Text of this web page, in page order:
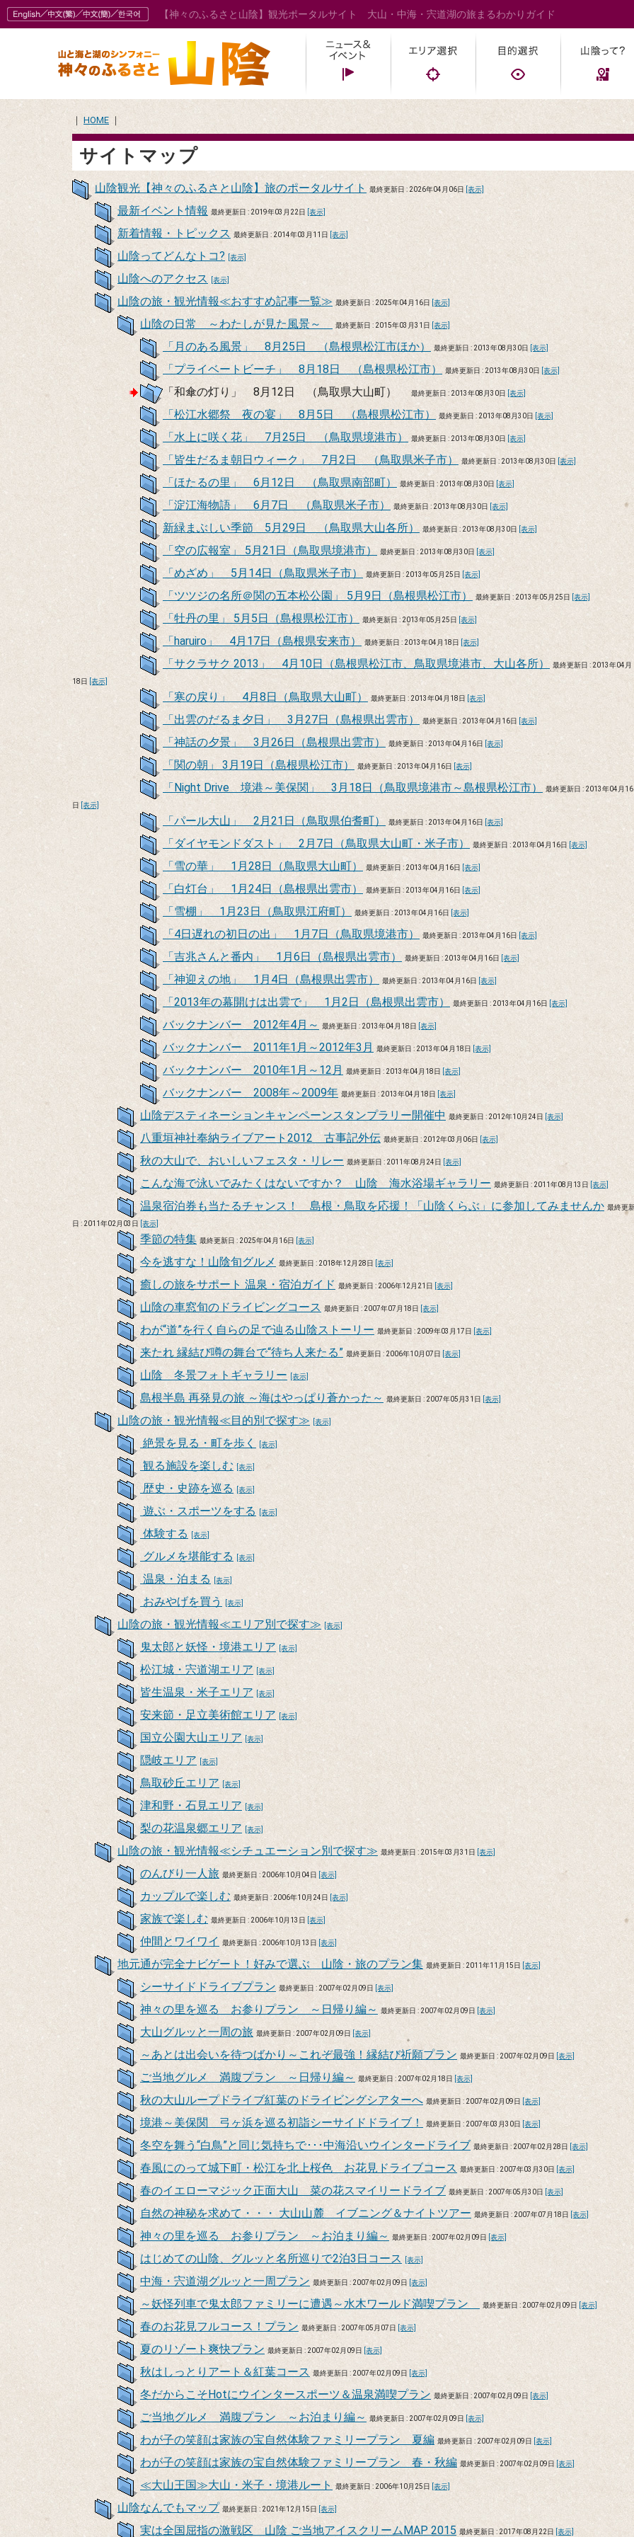
【神々のふるさと山陰】観光ポータルサイト 大山・中海・宍道湖の旅まるわかりガイド
｜ HOME ｜
サイトマップ
山陰観光【神々のふるさと山陰】旅のポータルサイト 最終更新日 : 2026年04月06日 [表示]
最新イベント情報 最終更新日 : 2019年03月22日 [表示]
新着情報・トピックス 最終更新日 : 2014年03月11日 [表示]
山陰ってどんなトコ? [表示]
山陰へのアクセス [表示]
山陰の旅・観光情報≪おすすめ記事一覧≫ 最終更新日 : 2025年04月16日 [表示]
山陰の日常 ～わたしが見た風景～ 最終更新日 : 2015年03月31日 [表示]
「月のある風景」 8月25日 （島根県松江市ほか） 最終更新日 : 2013年08月30日 [表示]
「プライベートビーチ」 8月18日 （島根県松江市） 最終更新日 : 2013年08月30日 [表示]
「和傘の灯り」 8月12日 （鳥取県大山町） 最終更新日 : 2013年08月30日 [表示]
「松江水郷祭 夜の宴」 8月5日 （島根県松江市） 最終更新日 : 2013年08月30日 [表示]
「水上に咲く花」 7月25日 （鳥取県境港市） 最終更新日 : 2013年08月30日 [表示]
「皆生だるま朝日ウィーク」 7月2日 （鳥取県米子市） 最終更新日 : 2013年08月30日 [表示]
「ほたるの里」 6月12日 （鳥取県南部町） 最終更新日 : 2013年08月30日 [表示]
「淀江海物語」 6月7日 （鳥取県米子市） 最終更新日 : 2013年08月30日 [表示]
新緑まぶしい季節 5月29日 （鳥取県大山各所） 最終更新日 : 2013年08月30日 [表示]
「空の広報室」 5月21日（鳥取県境港市） 最終更新日 : 2013年08月30日 [表示]
「めざめ」 5月14日（鳥取県米子市） 最終更新日 : 2013年05月25日 [表示]
「ツツジの名所＠関の五本松公園」 5月9日（島根県松江市） 最終更新日 : 2013年05月25日 [表示]
「牡丹の里」 5月5日（島根県松江市） 最終更新日 : 2013年05月25日 [表示]
「haruiro」 4月17日（島根県安来市） 最終更新日 : 2013年04月18日 [表示]
「サクラサク 2013」 4月10日（島根県松江市、鳥取県境港市、大山各所） 最終更新日 : 2013年04月
18日 [表示]
「寒の戻り」 4月8日（鳥取県大山町） 最終更新日 : 2013年04月18日 [表示]
「出雲のだるま夕日」 3月27日（島根県出雲市） 最終更新日 : 2013年04月16日 [表示]
「神話の夕景」 3月26日（島根県出雲市） 最終更新日 : 2013年04月16日 [表示]
「関の朝」 3月19日（島根県松江市） 最終更新日 : 2013年04月16日 [表示]
「Night Drive 境港～美保関」 3月18日（鳥取県境港市～島根県松江市） 最終更新日 : 2013年04月16
日 [表示]
「パール大山」 2月21日（鳥取県伯耆町） 最終更新日 : 2013年04月16日 [表示]
「ダイヤモンドダスト」 2月7日（鳥取県大山町・米子市） 最終更新日 : 2013年04月16日 [表示]
「雪の華」 1月28日（鳥取県大山町） 最終更新日 : 2013年04月16日 [表示]
「白灯台」 1月24日（島根県出雲市） 最終更新日 : 2013年04月16日 [表示]
「雪棚」 1月23日（鳥取県江府町） 最終更新日 : 2013年04月16日 [表示]
「4日遅れの初日の出」 1月7日（鳥取県境港市） 最終更新日 : 2013年04月16日 [表示]
「吉兆さんと番内」 1月6日（島根県出雲市） 最終更新日 : 2013年04月16日 [表示]
「神迎えの地」 1月4日（島根県出雲市） 最終更新日 : 2013年04月16日 [表示]
「2013年の幕開けは出雲で」 1月2日（島根県出雲市） 最終更新日 : 2013年04月16日 [表示]
バックナンバー 2012年4月～ 最終更新日 : 2013年04月18日 [表示]
バックナンバー 2011年1月～2012年3月 最終更新日 : 2013年04月18日 [表示]
バックナンバー 2010年1月～12月 最終更新日 : 2013年04月18日 [表示]
バックナンバー 2008年～2009年 最終更新日 : 2013年04月18日 [表示]
山陰デスティネーションキャンペーンスタンプラリー開催中 最終更新日 : 2012年10月24日 [表示]
八重垣神社奉納ライブアート2012 古事記外伝 最終更新日 : 2012年03月06日 [表示]
秋の大山で、おいしいフェスタ・リレー 最終更新日 : 2011年08月24日 [表示]
こんな海で泳いでみたくはないですか？ 山陰 海水浴場ギャラリー 最終更新日 : 2011年08月13日 [表示]
温泉宿泊券も当たるチャンス！ 島根・鳥取を応援！「山陰くらぶ」に参加してみませんか 最終更
日 : 2011年02月03日 [表示]
季節の特集 最終更新日 : 2025年04月16日 [表示]
今を逃すな！山陰旬グルメ 最終更新日 : 2018年12月28日 [表示]
癒しの旅をサポート 温泉・宿泊ガイド 最終更新日 : 2006年12月21日 [表示]
山陰の車窓旬のドライビングコース 最終更新日 : 2007年07月18日 [表示]
わが“道”を行く自らの足で辿る山陰ストーリー 最終更新日 : 2009年03月17日 [表示]
来たれ 縁結び噂の舞台で“待ち人来たる” 最終更新日 : 2006年10月07日 [表示]
山陰 冬景フォトギャラリー [表示]
島根半島 再発見の旅 ～海はやっぱり蒼かった～ 最終更新日 : 2007年05月31日 [表示]
山陰の旅・観光情報≪目的別で探す≫ [表示]
絶景を見る・町を歩く [表示]
観る施設を楽しむ [表示]
歴史・史跡を巡る [表示]
遊ぶ・スポーツをする [表示]
体験する [表示]
グルメを堪能する [表示]
温泉・泊まる [表示]
おみやげを買う [表示]
山陰の旅・観光情報≪エリア別で探す≫ [表示]
鬼太郎と妖怪・境港エリア [表示]
松江城・宍道湖エリア [表示]
皆生温泉・米子エリア [表示]
安来節・足立美術館エリア [表示]
国立公園大山エリア [表示]
隠岐エリア [表示]
鳥取砂丘エリア [表示]
津和野・石見エリア [表示]
梨の花温泉郷エリア [表示]
山陰の旅・観光情報≪シチュエーション別で探す≫ 最終更新日 : 2015年03月31日 [表示]
のんびり一人旅 最終更新日 : 2006年10月04日 [表示]
カップルで楽しむ 最終更新日 : 2006年10月24日 [表示]
家族で楽しむ 最終更新日 : 2006年10月13日 [表示]
仲間とワイワイ 最終更新日 : 2006年10月13日 [表示]
地元通が完全ナビゲート！好みで選ぶ 山陰・旅のプラン集 最終更新日 : 2011年11月15日 [表示]
シーサイドドライブプラン 最終更新日 : 2007年02月09日 [表示]
神々の里を巡る お参りプラン ～日帰り編～ 最終更新日 : 2007年02月09日 [表示]
大山グルッと一周の旅 最終更新日 : 2007年02月09日 [表示]
～あとは出会いを待つばかり～これぞ最強！縁結び祈願プラン 最終更新日 : 2007年02月09日 [表示]
ご当地グルメ 満腹プラン ～日帰り編～ 最終更新日 : 2007年02月18日 [表示]
秋の大山ループドライブ紅葉のドライビングシアターへ 最終更新日 : 2007年02月09日 [表示]
境港～美保関 弓ヶ浜を巡る初詣シーサイドドライブ！ 最終更新日 : 2007年03月30日 [表示]
冬空を舞う“白鳥”と同じ気持ちで･･･中海沿いウインタードライブ 最終更新日 : 2007年02月28日 [表示]
春風にのって城下町・松江を北上桜色 お花見ドライブコース 最終更新日 : 2007年03月30日 [表示]
春のイエローマジック正面大山 菜の花スマイリードライブ 最終更新日 : 2007年05月30日 [表示]
自然の神秘を求めて・・・ 大山山麓 イブニング＆ナイトツアー 最終更新日 : 2007年07月18日 [表示]
神々の里を巡る お参りプラン ～お泊まり編～ 最終更新日 : 2007年02月09日 [表示]
はじめての山陰、グルッと名所巡りで2泊3日コース [表示]
中海・宍道湖グルッと一周プラン 最終更新日 : 2007年02月09日 [表示]
～妖怪列車で鬼太郎ファミリーに遭遇～水木ワールド満喫プラン 最終更新日 : 2007年02月09日 [表示]
春のお花見フルコース！プラン 最終更新日 : 2007年05月07日 [表示]
夏のリゾート爽快プラン 最終更新日 : 2007年02月09日 [表示]
秋はしっとりアート＆紅葉コース 最終更新日 : 2007年02月09日 [表示]
冬だからこそHotにウインタースポーツ＆温泉満喫プラン 最終更新日 : 2007年02月09日 [表示]
ご当地グルメ 満腹プラン ～お泊まり編～ 最終更新日 : 2007年02月09日 [表示]
わが子の笑顔は家族の宝自然体験ファミリープラン 夏編 最終更新日 : 2007年02月09日 [表示]
わが子の笑顔は家族の宝自然体験ファミリープラン 春・秋編 最終更新日 : 2007年02月09日 [表示]
≪大山王国≫大山・米子・境港ルート 最終更新日 : 2006年10月25日 [表示]
山陰なんでもマップ 最終更新日 : 2021年12月15日 [表示]
実は全国屈指の激戦区 山陰 ご当地アイスクリームMAP 2015 最終更新日 : 2017年08月22日 [表示]